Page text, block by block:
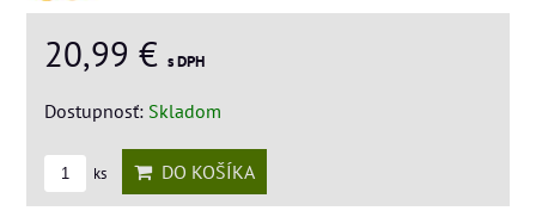
20,99 € s DPH
Dostupnosť: Skladom
ks DO KOŠÍKA